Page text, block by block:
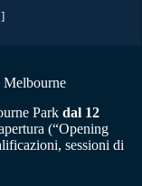
Melbourne
Park dal 12
(“Opening
sessioni di